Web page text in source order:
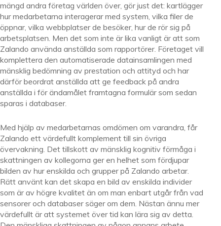
mängd andra företag världen över, gör just det: kartlägger
hur medarbetarna interagerar med system, vilka filer de
öppnar, vilka webbplatser de besöker, hur de rör sig på
arbetsplatsen. Men det som inte är lika vanligt är att som
Zalando använda anställda som rapportörer. Företaget vill
komplettera den automatiserade datainsamlingen med
mänsklig bedömning av prestation och attityd och har
därför beordrat anställda att ge feedback på andra
anställda i för ändamålet framtagna formulär som sedan
sparas i databaser.
Med hjälp av medarbetarnas omdömen om varandra, får
Zalando ett värdefullt komplement till sin övriga
övervakning. Det tillskott av mänsklig kognitiv förmåga i
skattningen av kollegorna ger en helhet som fördjupar
bilden av hur enskilda och grupper på Zalando arbetar.
Rätt använt kan det skapa en bild av enskilda individer
som är av högre kvalitet än om man enbart utgår från vad
sensorer och databaser säger om dem. Nästan ännu mer
värdefullt är att systemet över tid kan lära sig av detta.